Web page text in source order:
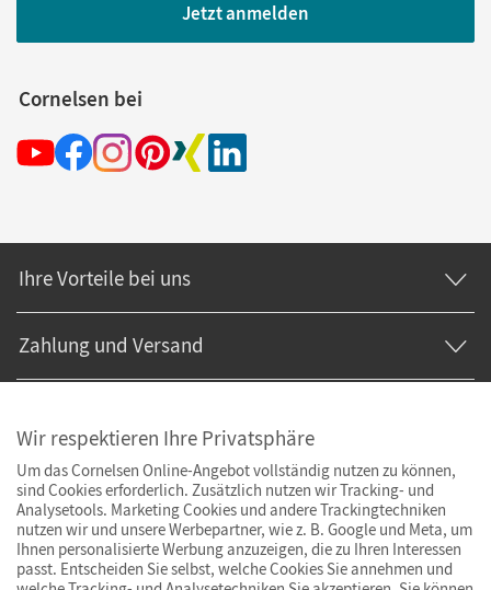
Jetzt anmelden
Cornelsen bei
Ihre Vorteile bei uns
Zahlung und Versand
Wir respektieren Ihre Privatsphäre
Um das Cornelsen Online-Angebot vollständig nutzen zu können,
sind Cookies erforderlich. Zusätzlich nutzen wir Tracking- und
Analysetools. Marketing Cookies und andere Trackingtechniken
nutzen wir und unsere Werbepartner, wie z. B. Google und Meta, um
Ihnen personalisierte Werbung anzuzeigen, die zu Ihren Interessen
passt. Entscheiden Sie selbst, welche Cookies Sie annehmen und